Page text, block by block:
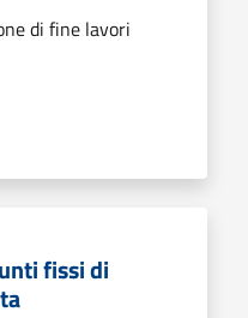
di fine lavori
fissi di